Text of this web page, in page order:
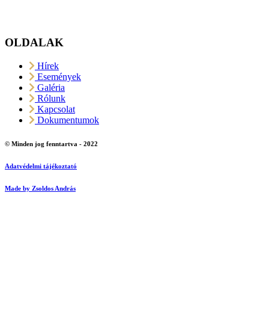
OLDALAK
Hírek
Események
Galéria
Rólunk
Kapcsolat
Dokumentumok
© Minden jog fenntartva - 2022
Adatvédelmi tájékoztató
Made by Zsoldos András